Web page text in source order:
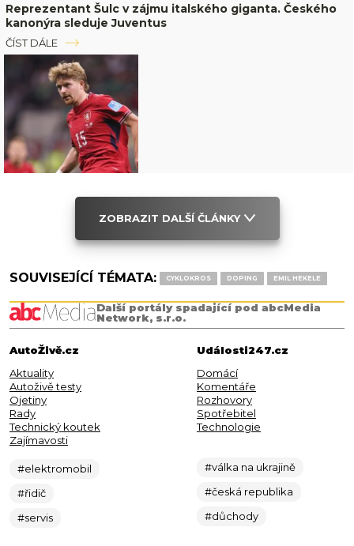
Reprezentant Šulc v zájmu italského giganta. Českého
kanonýra sleduje Juventus
ČÍST DÁLE
ZOBRAZIT DALŠÍ ČLÁNKY
SOUVISEJÍCÍ TÉMATA: CYKLOKROS DOPING EMIL HEKELE
Další portály spadající pod abcMedia
Network, s.r.o.
AutoŽivě.cz
Aktuality
Autoživě testy
Ojetiny
Rady
Technický koutek
Zajímavosti
#elektromobil
#řidič
#servis
Události247.cz
Domácí
Komentáře
Rozhovory
Spotřebitel
Technologie
#válka na ukrajině
#česká republika
#důchody